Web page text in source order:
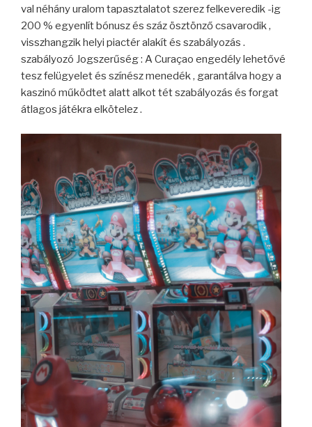
val néhány uralom tapasztalatot szerez felkeveredik -ig
200 % egyenlít bónusz és száz ösztönző csavarodik ,
visszhangzik helyi piactér alakít és szabályozás .
szabályozó Jogszerűség : A Curaçao engedély lehetővé
tesz felügyelet és színész menedék , garantálva hogy a
kaszinó működtet alatt alkot tét szabályozás és forgat
átlagos játékra elkötelez .